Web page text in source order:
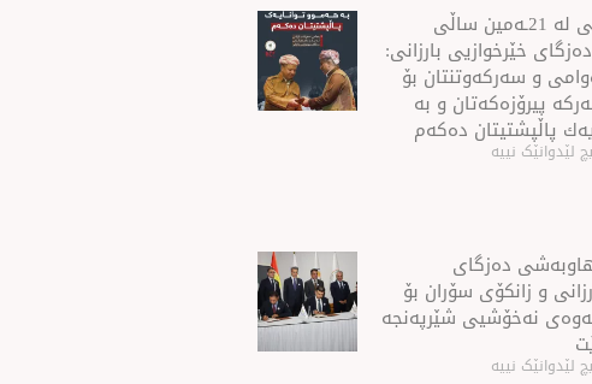
سه‌رۆك بارزانی له‌ 21ـه‌مین ساڵی
خێرخوازیی بارزانی:
و سەركەوتنتان بۆ
پیرۆزەكەتان و بە
پاڵپشتیتان دەكەم
لێدوانێک نییە
ده‌زگای
و زانكۆی سۆران بۆ
نه‌خۆشیی شێرپه‌نجه‌
لێدوانێک نییە